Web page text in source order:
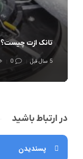
تانک ازت چیست؟
5 سال قبل 0
در ارتباط باشید
پسندیدن